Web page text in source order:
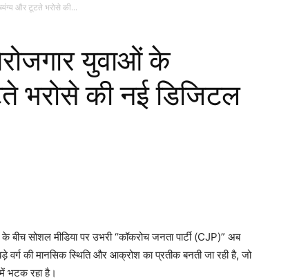
और टूटते भरोसे की...
युवाओं के
भरोसे की नई डिजिटल
बीच सोशल मीडिया पर उभरी “कॉकरोच जनता पार्टी (CJP)” अब
की मानसिक स्थिति और आक्रोश का प्रतीक बनती जा रही है, जो
भटक रहा है।